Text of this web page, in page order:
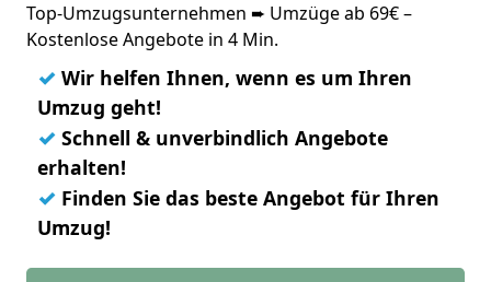
Top-Umzugsunternehmen ➨ Umzüge ab 69€ –
Kostenlose Angebote in 4 Min.
✓ Wir helfen Ihnen, wenn es um Ihren
Umzug geht!
✓ Schnell & unverbindlich Angebote
erhalten!
✓ Finden Sie das beste Angebot für Ihren
Umzug!